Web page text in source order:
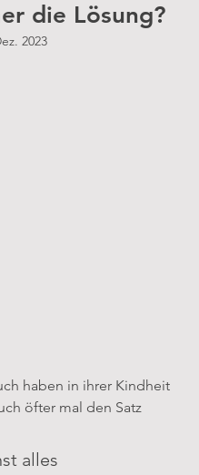
die Lösung?
2023
haben in ihrer Kindheit
öfter mal den Satz
alles